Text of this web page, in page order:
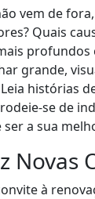
vem de
Quais
profundos
grande,
histórias
se de
a sua
Novas
à